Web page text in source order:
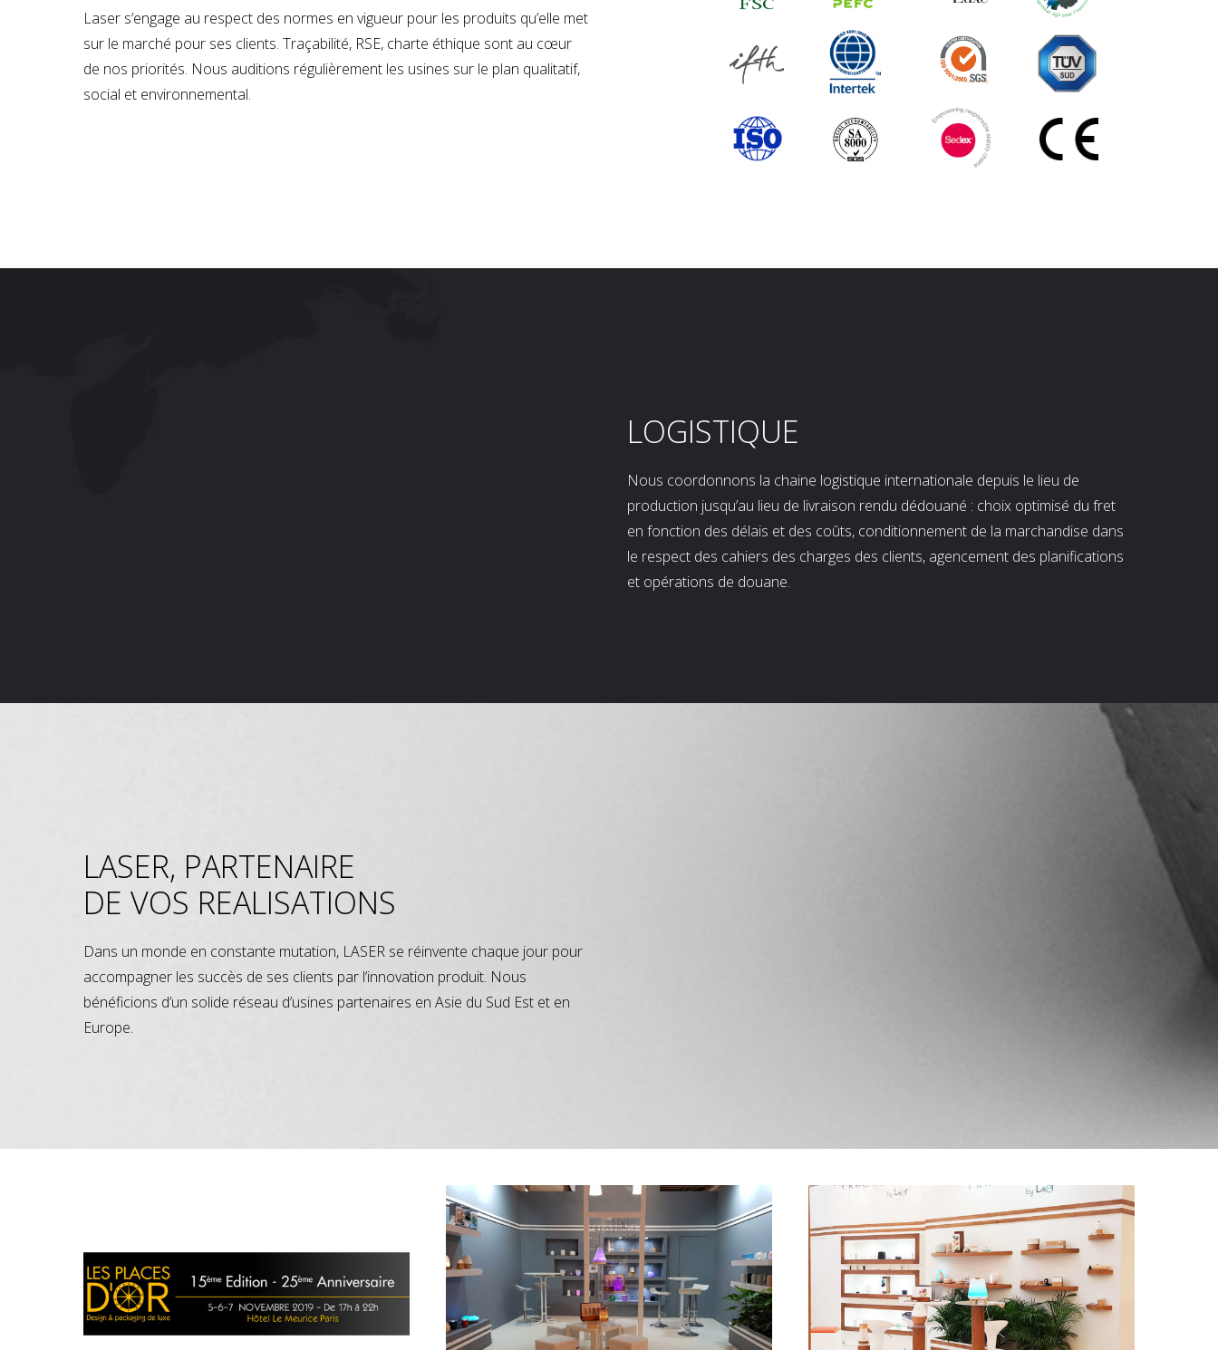
Laser s’engage au respect des normes en vigueur pour les produits qu’elle met
sur le marché pour ses clients. Traçabilité, RSE, charte éthique sont au cœur
de nos priorités. Nous auditions régulièrement les usines sur le plan qualitatif,
social et environnemental.
LOGISTIQUE
Nous coordonnons la chaine logistique internationale depuis le lieu de
production jusqu’au lieu de livraison rendu dédouané : choix optimisé du fret
en fonction des délais et des coûts, conditionnement de la marchandise dans
le respect des cahiers des charges des clients, agencement des planifications
et opérations de douane.
LASER, PARTENAIRE
DE VOS REALISATIONS
Dans un monde en constante mutation, LASER se réinvente chaque jour pour
accompagner les succès de ses clients par l’innovation produit. Nous
bénéficions d’un solide réseau d’usines partenaires en Asie du Sud Est et en
Europe.